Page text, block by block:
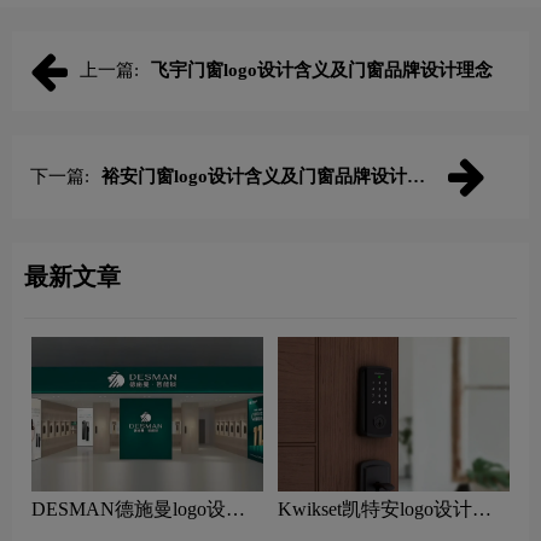
上一篇: 飞宇门窗logo设计含义及门窗品牌设计理念
下一篇:
裕安门窗logo设计含义及门窗品牌设计理
最新文章
DESMAN德施曼logo设计
Kwikset凯特安logo设计含